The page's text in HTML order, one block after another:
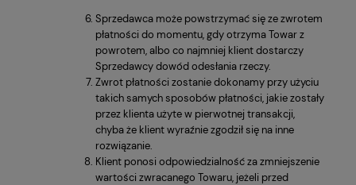
Sprzedawca może powstrzymać się ze zwrotem
płatności do momentu, gdy otrzyma Towar z
powrotem, albo co najmniej klient dostarczy
Sprzedawcy dowód odesłania rzeczy.
Zwrot płatności zostanie dokonamy przy użyciu
takich samych sposobów płatności, jakie zostały
przez klienta użyte w pierwotnej transakcji,
chyba że klient wyraźnie zgodził się na inne
rozwiązanie.
Klient ponosi odpowiedzialność za zmniejszenie
wartości zwracanego Towaru, jeżeli przed